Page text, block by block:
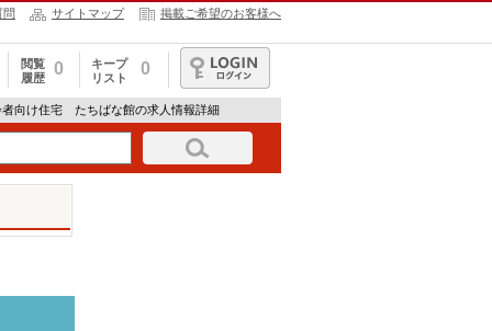
問 サイトマップ 掲載ご希望のお客様へ
閲覧
履歴
0
キープ
リスト
0
ログイン
向け住宅 たちばな館の求人情報詳細